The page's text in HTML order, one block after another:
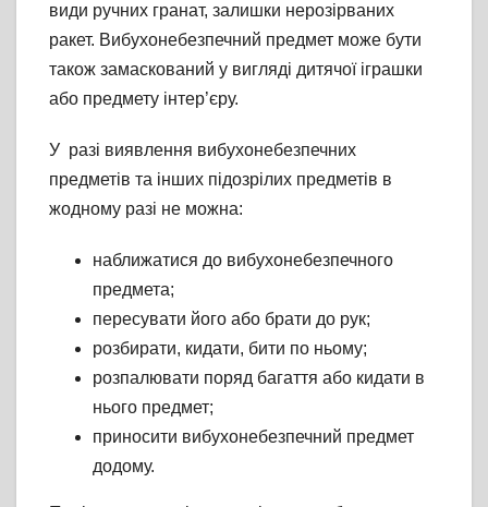
види ручних гранат, залишки нерозірваних
ракет. Вибухонебезпечний предмет може бути
також замаскований у вигляді дитячої іграшки
або предмету інтер’єру.
У разі виявлення вибухонебезпечних
предметів та інших підозрілих предметів в
жодному разі не можна:
наближатися до вибухонебезпечного
предмета;
пересувати його або брати до рук;
розбирати, кидати, бити по ньому;
розпалювати поряд багаття або кидати в
нього предмет;
приносити вибухонебезпечний предмет
додому.